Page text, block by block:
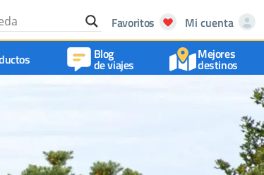
Favoritos
Mi cuenta
Blog
de viajes
Mejores
destinos